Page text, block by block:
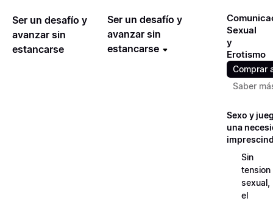
Ser un desafío y
avanzar sin
estancarse
Ser un desafío y
avanzar sin
estancarse
Sexual
y
Erotismo
Comprar
Saber
Sexo y
una
Sin
tension
sexual,
el